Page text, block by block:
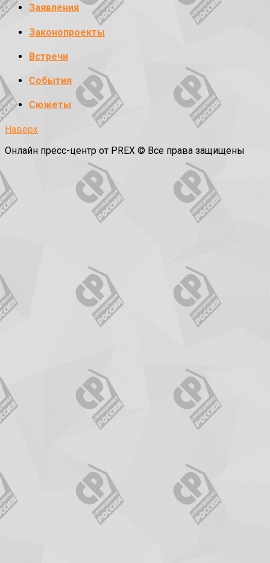
Заявления
Законопроекты
Встречи
События
Сюжеты
Наверх
Онлайн пресс-центр от PREX © Все права защищены